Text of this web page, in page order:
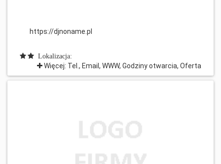
https://djnoname.pl
Lokalizacja:
Więcej: Tel., Email, WWW, Godziny otwarcia, Oferta